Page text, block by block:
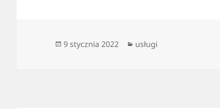
Data
9 stycznia 2022 Kategorie
usługi